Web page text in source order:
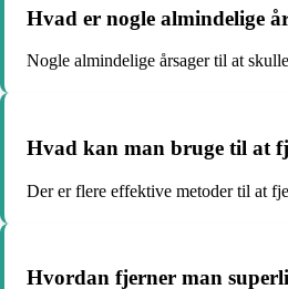
Hvad er nogle almindelige
Nogle almindelige årsager til at
Hvad kan man bruge til at
Der er flere effektive metoder til at
Hvordan fjerner man